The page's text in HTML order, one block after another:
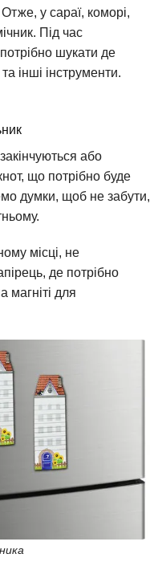
у сараї, коморі,
Під час
шукати де
інші інструменти.
або
що потрібно буде
думки, щоб не забути,
місці, не
де потрібно
магніті для